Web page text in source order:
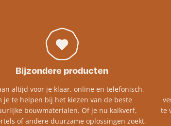
Bijzondere producten
altijd voor je klaar, online en telefonisch,
je te helpen bij het kiezen van de beste
bouwmaterialen. Of je nu kalkverf,
of andere duurzame oplossingen zoekt,
te